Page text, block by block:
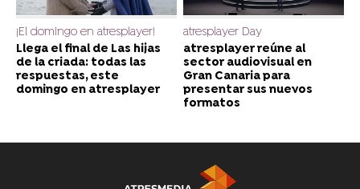
¡El domingo en atresplayer!
Llega el final de Las hijas
de la criada: todas las
respuestas, este
domingo en atresplayer
atresplayer Day
atresplayer reúne al
sector audiovisual en
Gran Canaria para
presentar sus nuevos
formatos